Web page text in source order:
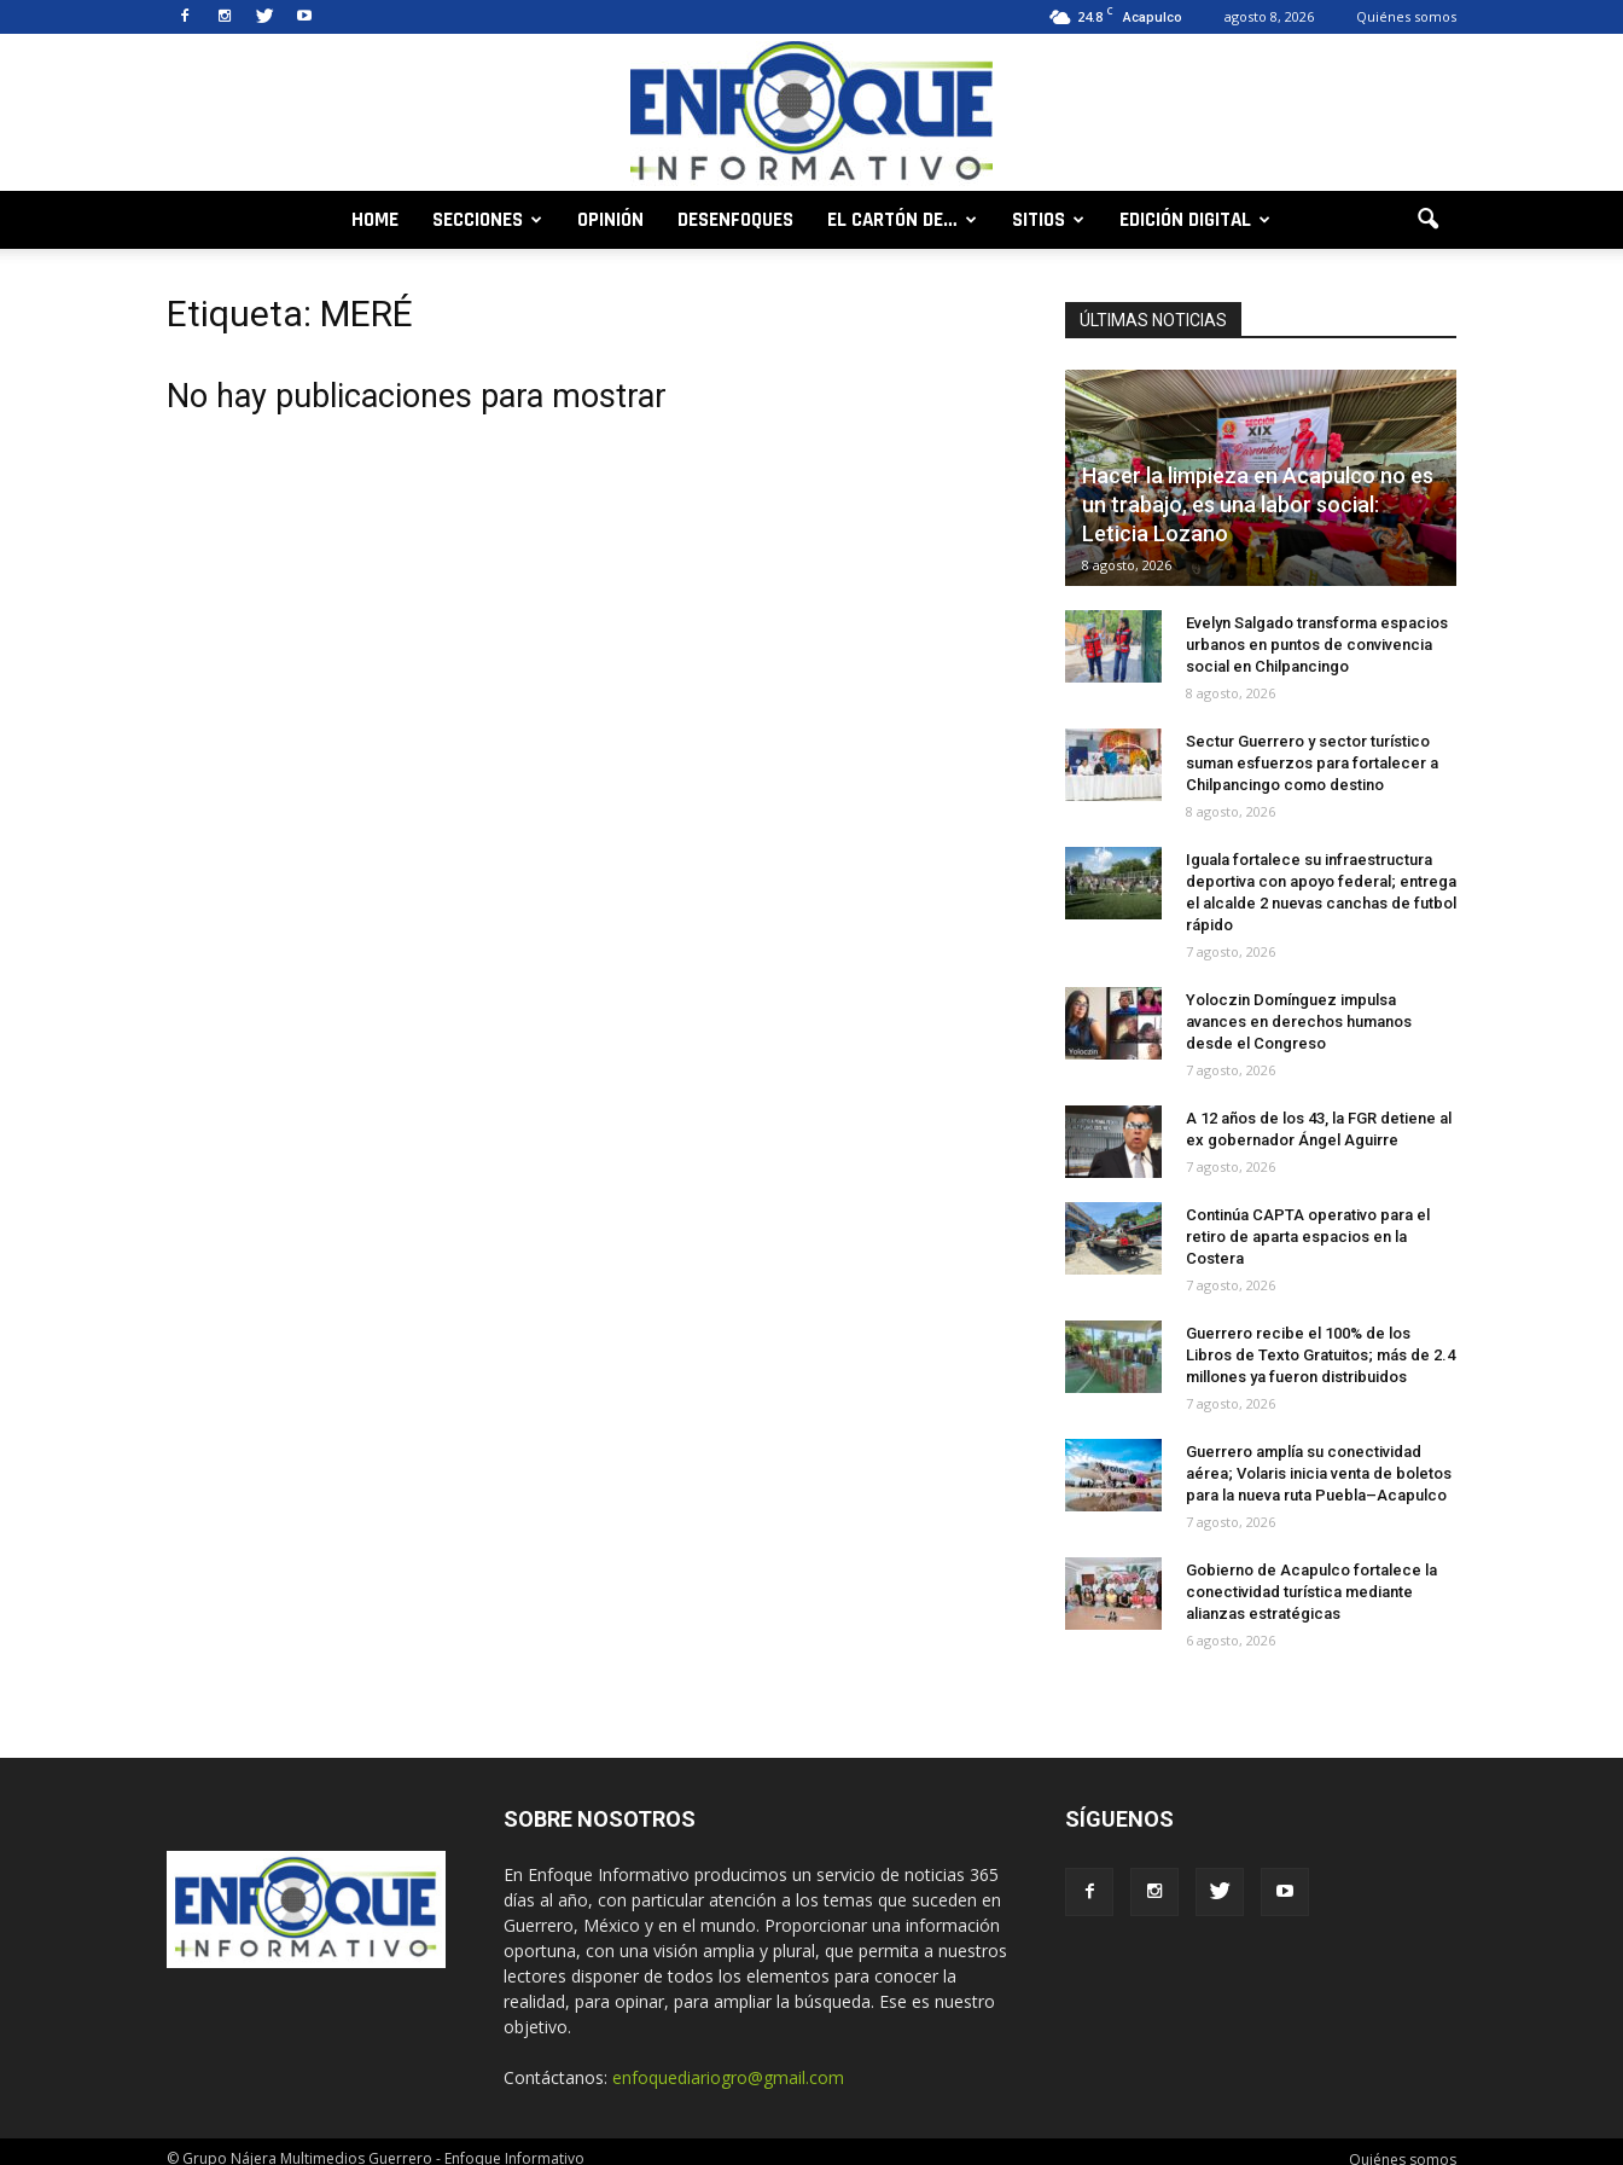
24.8 C Acapulco agosto 8, 2026 Quiénes somos
HOME SECCIONES OPINIÓN DESENFOQUES EL CARTÓN DE… SITIOS EDICIÓN DIGITAL
Etiqueta: MERÉ
No hay publicaciones para mostrar
ÚLTIMAS NOTICIAS
Hacer la limpieza en Acapulco no es
un trabajo, es una labor social:
Leticia Lozano
8 agosto, 2026
Evelyn Salgado transforma espacios
urbanos en puntos de convivencia
social en Chilpancingo
8 agosto, 2026
Sectur Guerrero y sector turístico
suman esfuerzos para fortalecer a
Chilpancingo como destino
8 agosto, 2026
Iguala fortalece su infraestructura
deportiva con apoyo federal; entrega
el alcalde 2 nuevas canchas de futbol
rápido
7 agosto, 2026
Yoloczin Domínguez impulsa
avances en derechos humanos
desde el Congreso
7 agosto, 2026
A 12 años de los 43, la FGR detiene al
ex gobernador Ángel Aguirre
7 agosto, 2026
Continúa CAPTA operativo para el
retiro de aparta espacios en la
Costera
7 agosto, 2026
Guerrero recibe el 100% de los
Libros de Texto Gratuitos; más de 2.4
millones ya fueron distribuidos
7 agosto, 2026
Guerrero amplía su conectividad
aérea; Volaris inicia venta de boletos
para la nueva ruta Puebla–Acapulco
7 agosto, 2026
Gobierno de Acapulco fortalece la
conectividad turística mediante
alianzas estratégicas
6 agosto, 2026
SOBRE NOSOTROS
En Enfoque Informativo producimos un servicio de noticias 365
días al año, con particular atención a los temas que suceden en
Guerrero, México y en el mundo. Proporcionar una información
oportuna, con una visión amplia y plural, que permita a nuestros
lectores disponer de todos los elementos para conocer la
realidad, para opinar, para ampliar la búsqueda. Ese es nuestro
objetivo.
Contáctanos: enfoquediariogro@gmail.com
SÍGUENOS
Quiénes somos
© Grupo Nájera Multimedios Guerrero - Enfoque Informativo